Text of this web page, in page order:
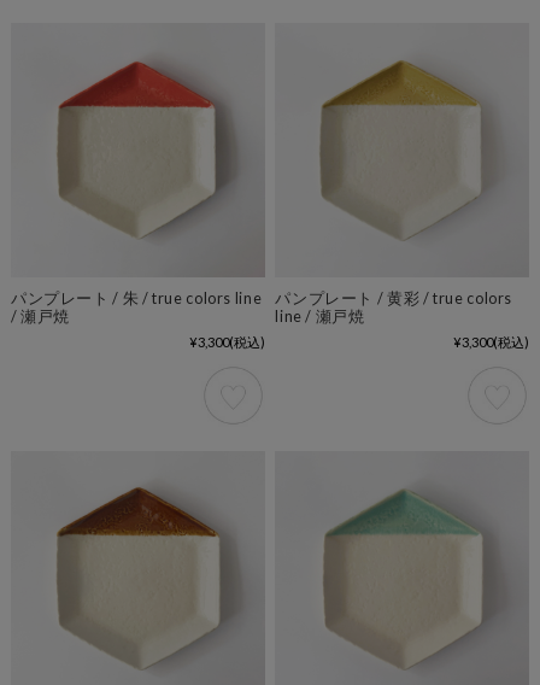
パンプレート / 朱 / true colors line
/ 瀬戸焼
¥3,300(税込)
パンプレート / 黄彩 / true colors
line / 瀬戸焼
¥3,300(税込)